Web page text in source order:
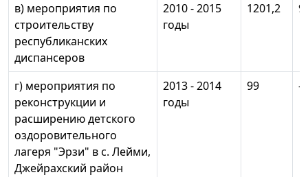
в) мероприятия по
строительству
республиканских
диспансеров
2010 - 2015
годы
1201,2
г) мероприятия по
реконструкции и
расширению детского
оздоровительного
лагеря "Эрзи" в с. Лейми,
Джейрахский район
2013 - 2014
годы
99 -